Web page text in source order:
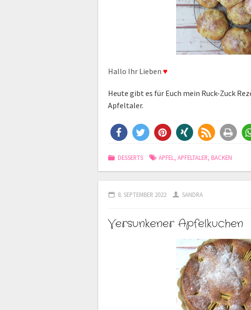
Hallo Ihr Lieben ♥
Heute gibt es für Euch mein Ruck-Zuck
Apfeltaler.
DESSERTS APFEL ,APFELTALER, BACKEN
8. SEPTEMBER 2022 SANDRA
Versunkener Apfelkuchen